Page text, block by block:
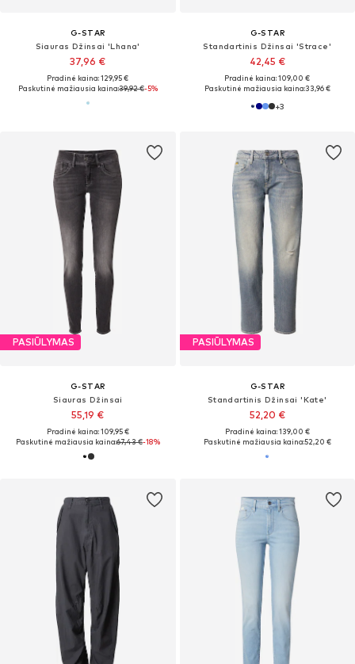
G-STAR
Siauras Džinsai 'Lhana'
37,96 €
Pradinė kaina: 129,95 €
Paskutinė mažiausia kaina:39,92 €-5%
G-STAR
Standartinis Džinsai 'Strace'
42,45 €
Pradinė kaina: 109,00 €
Paskutinė mažiausia kaina:33,96 €
+3
PASIŪLYMAS
G-STAR
Siauras Džinsai
55,19 €
Pradinė kaina: 109,95 €
Paskutinė mažiausia kaina:67,43 €-18%
PASIŪLYMAS
G-STAR
Standartinis Džinsai 'Kate'
52,20 €
Pradinė kaina: 139,00 €
Paskutinė mažiausia kaina:52,20 €